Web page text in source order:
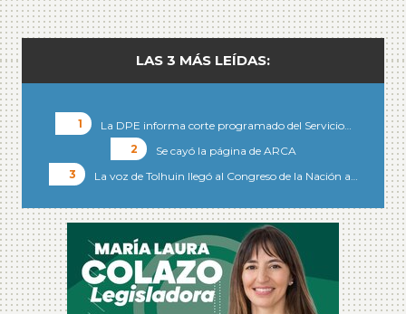
LAS 3 MÁS LEÍDAS:
La DPE informa corte programado del Servicio…
Se cayó la página de ARCA
La voz de Tolhuin llegó al Congreso de la Nación a…